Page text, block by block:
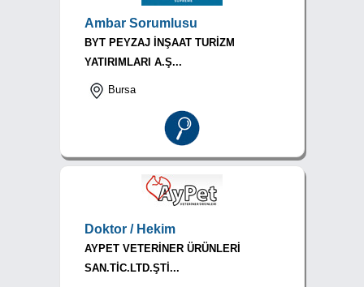
Ambar Sorumlusu
BYT PEYZAJ İNŞAAT TURİZM
YATIRIMLARI A.Ş...
Bursa
Doktor / Hekim
AYPET VETERİNER ÜRÜNLERİ
SAN.TİC.LTD.ŞTİ...